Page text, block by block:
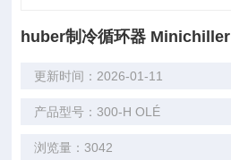
huber制冷循环器 Minichiller
更新时间：2026-01-11
产品型号：300-H OLÉ
浏览量：3042